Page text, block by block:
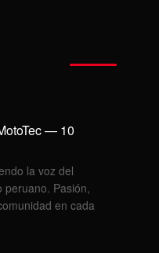
la voz del
peruano. Pasión,
en cada